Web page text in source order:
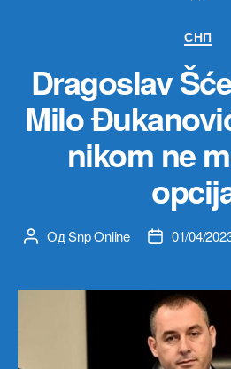
СНП
Dragoslav
Milo
nikom ne
Аутор
ОдSnp Online
Датум
01/04/